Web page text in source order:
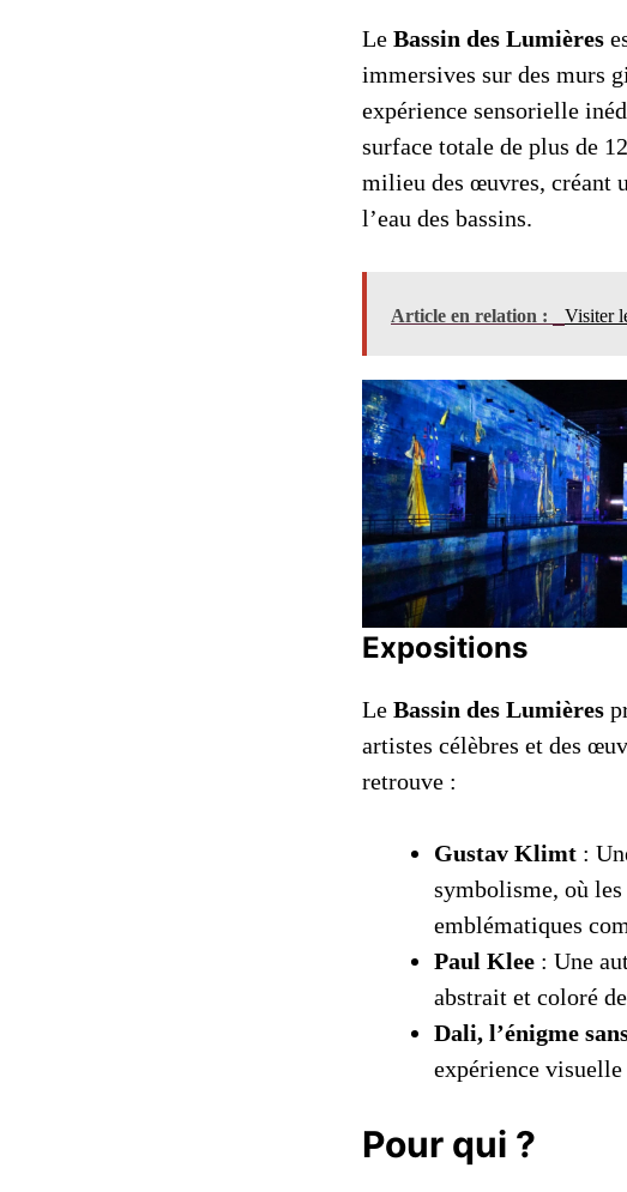
Le Bassin des Lumières
immersives sur des murs
expérience sensorielle
surface totale de plus de
milieu des œuvres, créant
l’eau des bassins.
Article en relation : Visiter
Expositions
Le Bassin des Lumières
artistes célèbres et des
retrouve :
Gustav Klimt :
symbolisme, où
emblématiques
Paul Klee : Une
abstrait et coloré
Dali, l’énigme
expérience
Pour qui ?